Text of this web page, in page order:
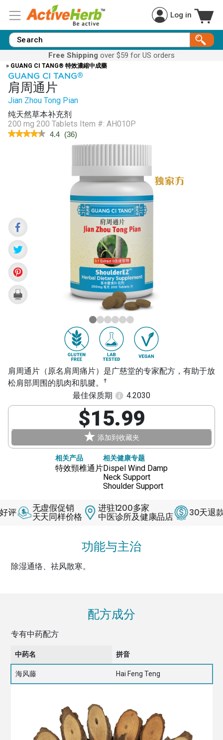
Log in
Free Shipping over $59 for US orders
» GUANG CI TANG® 特效濃縮中成藥
GUANG CI TANG®
肩周通片
Jian Zhou Tong Pian
纯天然草本补充剂
200 mg 200 Tablets Item #: AH010P
★★★★★
★★★★★
Zhou
Tong
4.4 (36)
肩周通片（原名肩周痛片）是广慈堂的专家配方，有助于放
松肩部周围的肌肉和肌腱。
†
最佳保质期 4.2030
$15.99
添加到收藏夹
相关产品
特效頸椎通片
相关健康专题
Dispel Wind Damp
Neck Support
Shoulder Support
无虚假促销
天天同样价格
进驻1200多家
中医诊所及健康品店 30天退款保证
功能与主治
除湿通络、祛风散寒。
配方成分
专有中药配方
中药名 拼音
海风藤 Hai Feng Teng